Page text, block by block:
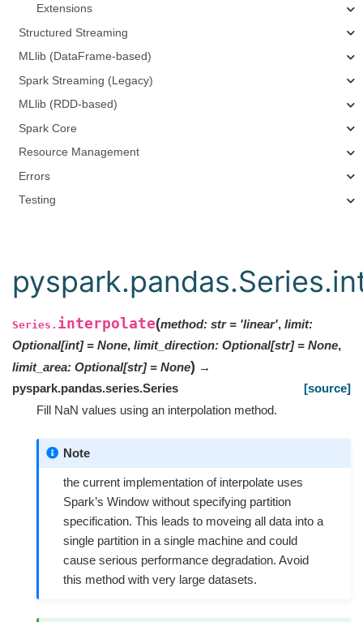
Extensions
Structured Streaming
MLlib (DataFrame-based)
Spark Streaming (Legacy)
MLlib (RDD-based)
Spark Core
Resource Management
Errors
Testing
Series. interpolate(method: str = 'linear', limit:
Optional[int] = None, limit_direction: Optional[str] = None,
limit_area: Optional[str] = None) →
pyspark.pandas.series.Series
[source]
Fill NaN values using an interpolation method.
Note
the current implementation of interpolate uses
Spark’s Window without specifying partition
specification. This leads to moveing all data into a
single partition in a single machine and could
cause serious performance degradation. Avoid
this method with very large datasets.